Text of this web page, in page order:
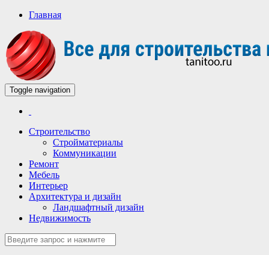
Главная
Строительный портал
Всё для строительства и ремонта
Toggle navigation
Строительство
Стройматериалы
Коммуникации
Ремонт
Мебель
Интерьер
Архитектура и дизайн
Ландшафтный дизайн
Недвижимость